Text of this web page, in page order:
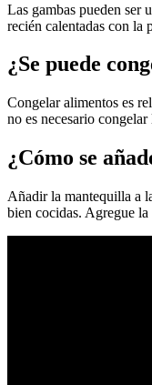
Las gambas pueden ser
recién calentadas con la
¿Se puede
Congelar alimentos es
no es necesario
¿Cómo se
Añadir la mantequilla a
bien cocidas. Agregue